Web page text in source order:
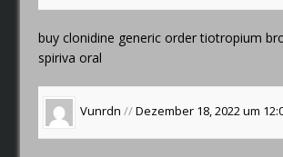
buy clonidine genericorder tiotropium
spiriva oral
Vunrdn //Dezember 18, 2022 um